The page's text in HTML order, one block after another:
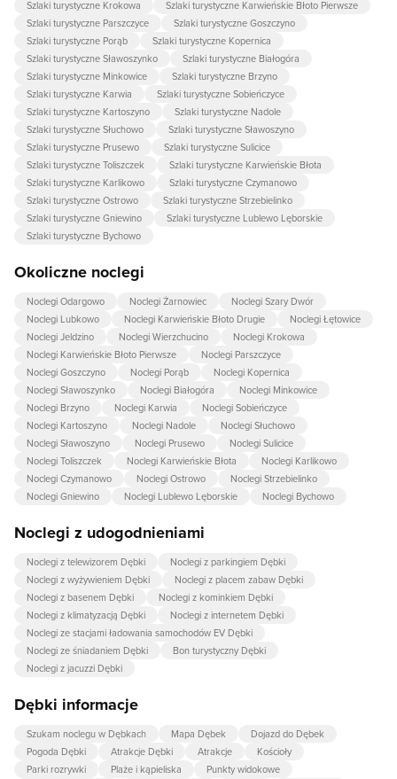
Szlaki turystyczne Krokowa
Szlaki turystyczne Karwieńskie Błoto Pierwsze
Szlaki turystyczne Parszczyce
Szlaki turystyczne Goszczyno
Szlaki turystyczne Porąb
Szlaki turystyczne Kopernica
Szlaki turystyczne Sławoszynko
Szlaki turystyczne Białogóra
Szlaki turystyczne Minkowice
Szlaki turystyczne Brzyno
Szlaki turystyczne Karwia
Szlaki turystyczne Sobieńczyce
Szlaki turystyczne Kartoszyno
Szlaki turystyczne Nadole
Szlaki turystyczne Słuchowo
Szlaki turystyczne Sławoszyno
Szlaki turystyczne Prusewo
Szlaki turystyczne Sulicice
Szlaki turystyczne Toliszczek
Szlaki turystyczne Karwieńskie Błota
Szlaki turystyczne Karlikowo
Szlaki turystyczne Czymanowo
Szlaki turystyczne Ostrowo
Szlaki turystyczne Strzebielinko
Szlaki turystyczne Gniewino
Szlaki turystyczne Lublewo Lęborskie
Szlaki turystyczne Bychowo
Okoliczne noclegi
Noclegi Odargowo Noclegi Żarnowiec
Noclegi Szary Dwór
Noclegi Lubkowo
Noclegi Karwieńskie Błoto Drugie
Noclegi Łętowice
Noclegi Jeldzino
Noclegi Wierzchucino
Noclegi Krokowa
Noclegi Karwieńskie Błoto Pierwsze
Noclegi Parszczyce
Noclegi Goszczyno
Noclegi Porąb
Noclegi Kopernica
Noclegi Sławoszynko
Noclegi Białogóra
Noclegi Minkowice
Noclegi Brzyno
Noclegi Karwia
Noclegi Sobieńczyce
Noclegi Kartoszyno
Noclegi Nadole
Noclegi Słuchowo
Noclegi Sławoszyno
Noclegi Prusewo
Noclegi Sulicice
Noclegi Toliszczek
Noclegi Karwieńskie Błota
Noclegi Karlikowo
Noclegi Czymanowo
Noclegi Ostrowo
Noclegi Strzebielinko
Noclegi Gniewino
Noclegi Lublewo Lęborskie Noclegi Bychowo
Noclegi z udogodnieniami
Noclegi z telewizorem Dębki
Noclegi z parkingiem Dębki
Noclegi z wyżywieniem Dębki
Noclegi z placem zabaw Dębki
Noclegi z basenem Dębki
Noclegi z kominkiem Dębki
Noclegi z klimatyzacją Dębki
Noclegi z internetem Dębki
Noclegi ze stacjami ładowania samochodów EV Dębki
Noclegi ze śniadaniem Dębki
Bon turystyczny Dębki
Noclegi z jacuzzi Dębki
Dębki informacje
Szukam noclegu w Dębkach Mapa Dębek
Dojazd do Dębek
Pogoda Dębki
Atrakcje Dębki Atrakcje
Kościoły
Parki rozrywki
Plaże i kąpieliska
Punkty widokowe